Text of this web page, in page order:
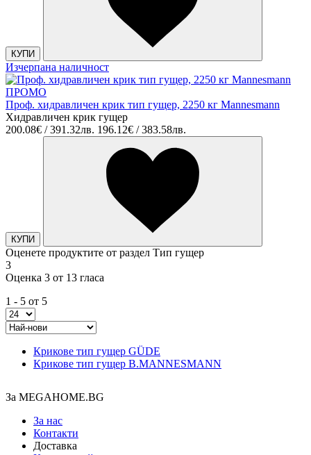
КУПИ
Изчерпана наличност
ПРОМО
Проф. хидравличен крик тип гущер, 2250 кг Mannesmann
Хидравличен крик гущер
200.08€ / 391.32лв. 196.12€ / 383.58лв.
КУПИ
Оценете продуктите от раздел Тип гущер
3
Оценка 3 от 13 гласа
1 - 5 от 5
Крикове тип гущер GÜDE
Крикове тип гущер B.MANNESMANN
За MEGAHOME.BG
За нас
Контакти
Доставка